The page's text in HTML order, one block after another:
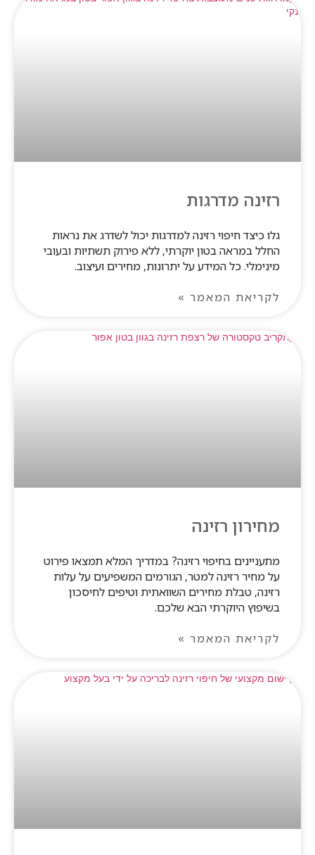
רזינה מדרגות
גלו כיצד חיפוי רזינה למדרגות יכול לשדרג את נראות
החלל במראה בטון יוקרתי, ללא פירוק תשתיות ובעובי
מינימלי. כל המידע על יתרונות, מחירים ועיצוב.
לקריאת המאמר »
מחירון רזינה
מתעניינים בחיפוי רזינה? במדריך המלא תמצאו פירוט
על מחיר רזינה למטר, הגורמים המשפיעים על עלות
רזינה, טבלת מחירים השוואתית וטיפים לחיסכון
בשיפוץ היוקרתי הבא שלכם.
לקריאת המאמר »